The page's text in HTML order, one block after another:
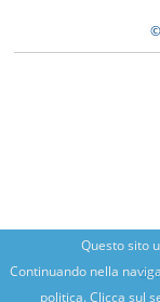
Questo sito
Continuando nella
politica. Clicca sul